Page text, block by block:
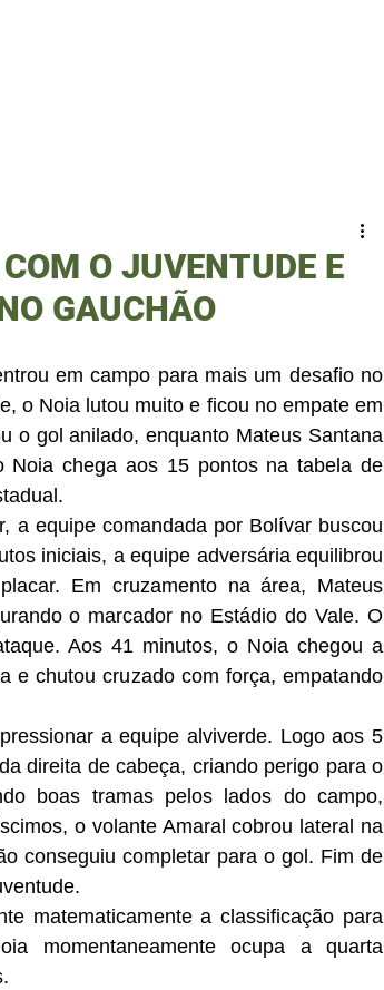
O JUVENTUDE E
GAUCHÃO
o Noia lutou muito e ficou no empate em
o gol anilado, enquanto Mateus Santana
chega aos 15 pontos na tabela de
iniciais, a equipe adversária equilibrou
Em cruzamento na área, Mateus
o marcador no Estádio do Vale. O
Aos 41 minutos, o Noia chegou a
e chutou cruzado com força, empatando
direita de cabeça, criando perigo para o
boas tramas pelos lados do campo,
o volante Amaral cobrou lateral na
conseguiu completar para o gol. Fim de
momentaneamente ocupa a quarta